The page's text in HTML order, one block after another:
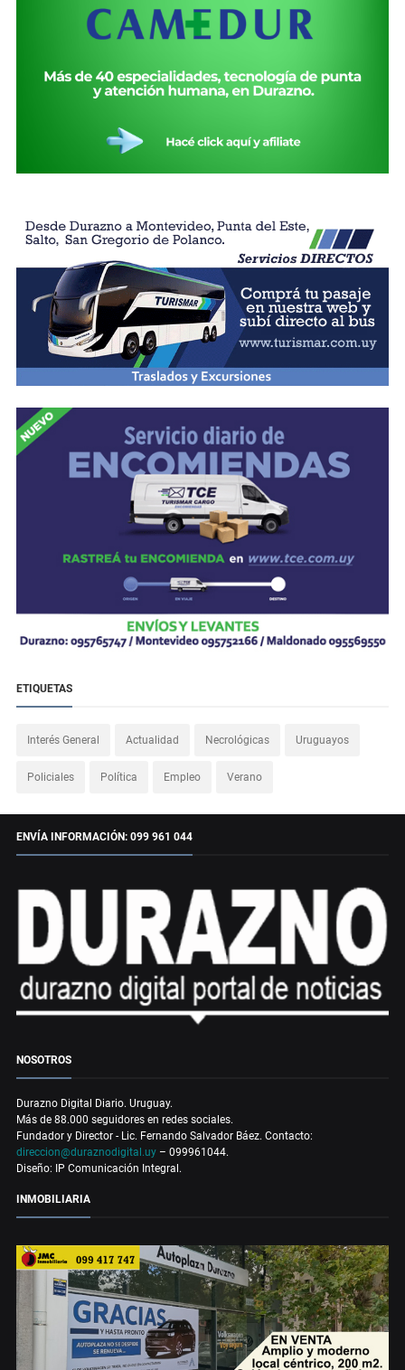
ETIQUETAS
Interés General Actualidad Necrológicas Uruguayos
Policiales Política Empleo Verano
ENVÍA INFORMACIÓN: 099 961 044
NOSOTROS
Durazno Digital Diario. Uruguay.
Más de 88.000 seguidores en redes sociales.
Fundador y Director - Lic. Fernando Salvador Báez. Contacto:
direccion@duraznodigital.uy – 099961044.
Diseño: IP Comunicación Integral.
INMOBILIARIA